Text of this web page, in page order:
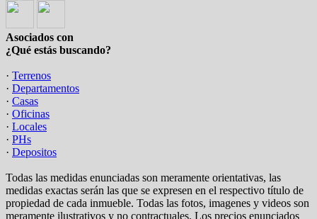
Asociados con
¿Qué estás buscando?
· Terrenos
· Departamentos
· Casas
· Oficinas
· Locales
· PHs
· Depositos
Todas las medidas enunciadas son meramente orientativas, las
medidas exactas serán las que se expresen en el respectivo título de
propiedad de cada inmueble. Todas las fotos, imagenes y videos son
meramente ilustrativos y no contractuales. Los precios enunciados